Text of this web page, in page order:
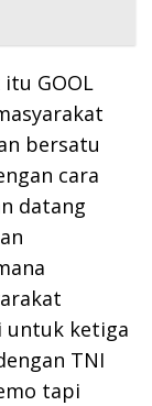
GOOL
bersatu
cara
datang
untuk ketiga
TNI
tapi